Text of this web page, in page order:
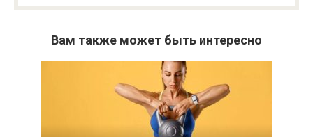
Вам также может быть интересно